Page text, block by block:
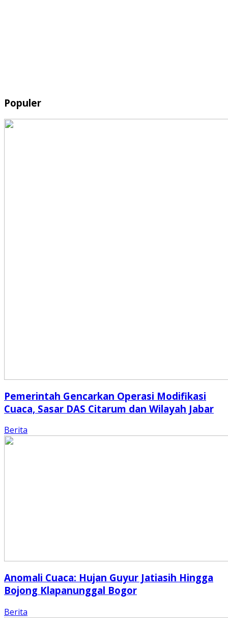
Populer
Pemerintah Gencarkan Operasi Modifikasi
Cuaca, Sasar DAS Citarum dan Wilayah Jabar
Berita
Anomali Cuaca: Hujan Guyur Jatiasih Hingga
Bojong Klapanunggal Bogor
Berita